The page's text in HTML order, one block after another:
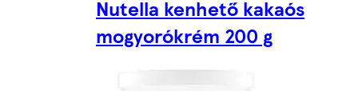
Nutella kenhető kakaós
mogyorókrém 200 g